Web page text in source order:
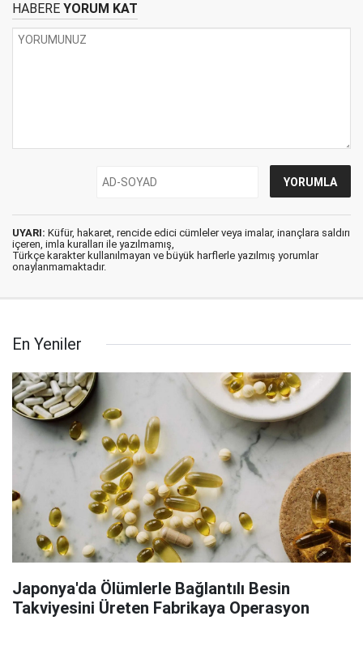
HABERE YORUM KAT
UYARI: Küfür, hakaret, rencide edici cümleler veya imalar, inançlara saldırı
içeren, imla kuralları ile yazılmamış,
Türkçe karakter kullanılmayan ve büyük harflerle yazılmış yorumlar
onaylanmamaktadır.
En Yeniler
Japonya'da Ölümlerle Bağlantılı Besin
Takviyesini Üreten Fabrikaya Operasyon